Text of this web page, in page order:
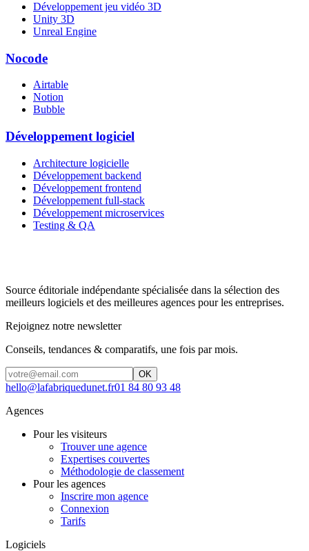
Développement jeu vidéo 3D
Unity 3D
Unreal Engine
Nocode
Airtable
Notion
Bubble
Développement logiciel
Architecture logicielle
Développement backend
Développement frontend
Développement full-stack
Développement microservices
Testing & QA
Source éditoriale indépendante spécialisée dans la sélection des
meilleurs logiciels et des meilleures agences pour les entreprises.
Rejoignez notre newsletter
Conseils, tendances & comparatifs, une fois par mois.
OK
hello@lafabriquedunet.fr01 84 80 93 48
Agences
Pour les visiteurs
Trouver une agence
Expertises couvertes
Méthodologie de classement
Pour les agences
Inscrire mon agence
Connexion
Tarifs
Logiciels